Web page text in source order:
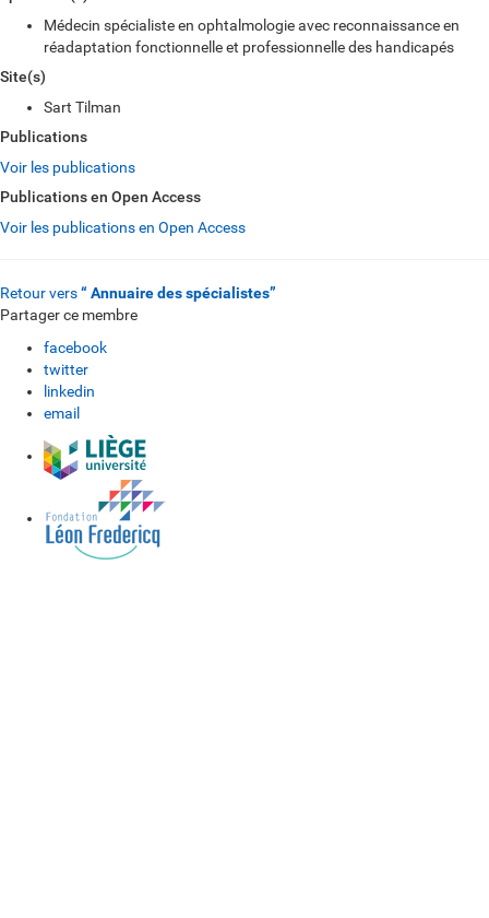
Médecin spécialiste en ophtalmologie avec reconnaissance en
réadaptation fonctionnelle et professionnelle des handicapés
Site(s)
Sart Tilman
Publications
Voir les publications
Publications en Open Access
Voir les publications en Open Access
Retour vers“ Annuaire des spécialistes”
Partager ce membre
facebook
twitter
linkedin
email